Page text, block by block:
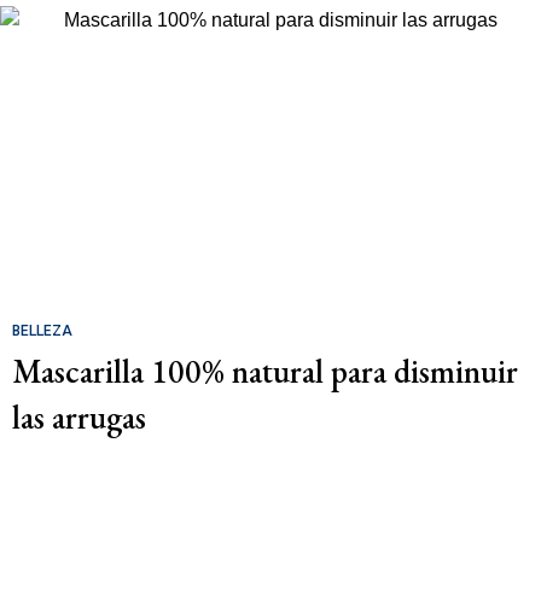
BELLEZA
Mascarilla 100% natural para disminuir
las arrugas